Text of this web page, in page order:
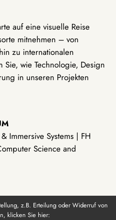
auf eine visuelle Reise
mitnehmen – von
zu internationalen
wie Technologie, Design
in unseren Projekten
Immersive Systems | FH
Science and
z.B. Erteilung oder Widerruf von
klicken Sie hier: